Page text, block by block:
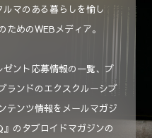
マのある暮らしを愉し
めのWEBメディア。
ゼント応募情報の一覧、プ
ランドのエクスクルーシブ
テンツ情報をメールマガジ
のタブロイドマガジンの